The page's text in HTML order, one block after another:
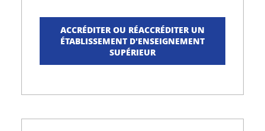
ACCRÉDITER OU RÉACCRÉDITER UN
ÉTABLISSEMENT D'ENSEIGNEMENT
SUPÉRIEUR